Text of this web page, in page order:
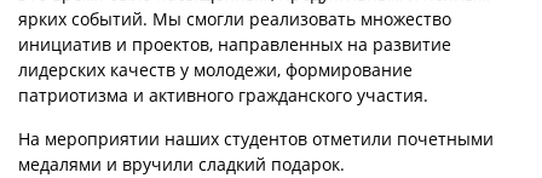
ярких событий. Мы смогли реализовать множество
инициатив и проектов, направленных на развитие
лидерских качеств у молодежи, формирование
патриотизма и активного гражданского участия.
На мероприятии наших студентов отметили почетными
медалями и вручили сладкий подарок.